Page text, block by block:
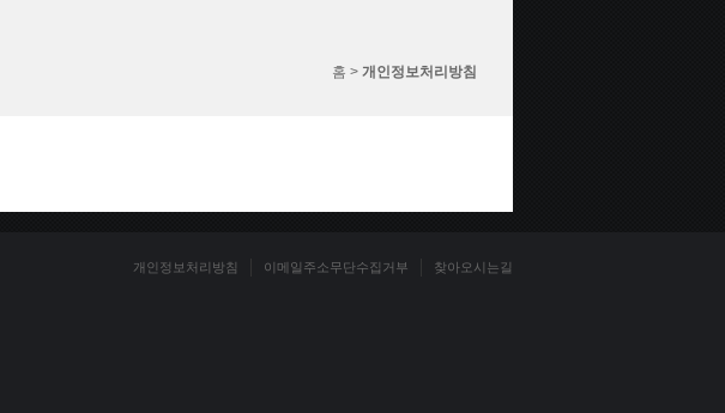
홈 > 개인정보처리방침
개인정보처리방침 이메일주소무단수집거부 찾아오시는길